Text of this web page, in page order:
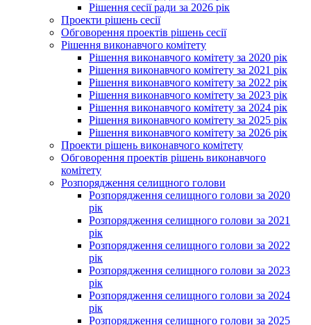
Рішення сесії ради за 2026 рік
Проекти рішень сесії
Обговорення проектів рішень сесії
Рішення виконавчого комітету
Рішення виконавчого комітету за 2020 рік
Рішення виконавчого комітету за 2021 рік
Рішення виконавчого комітету за 2022 рік
Рішення виконавчого комітету за 2023 рік
Рішення виконавчого комітету за 2024 рік
Рішення виконавчого комітету за 2025 рік
Рішення виконавчого комітету за 2026 рік
Проекти рішень виконавчого комітету
Обговорення проектів рішень виконавчого
комітету
Розпорядження селищного голови
Розпорядження селищного голови за 2020
рік
Розпорядження селищного голови за 2021
рік
Розпорядження селищного голови за 2022
рік
Розпорядження селищного голови за 2023
рік
Розпорядження селищного голови за 2024
рік
Розпорядження селищного голови за 2025